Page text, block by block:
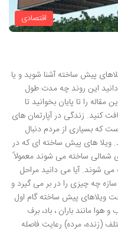
اقتصادی
پیش ساخته آشنا شوید و یا
این روند چه مدت طول
را تا پایان بخوانید تا
کنید. زندگی در آپارتمان های
که بسیاری از مردم دنبال
ویلا های پیش ساخته ای که در
شمالی ساخته می شوند معمولاً
می شوند. آیا می دانید مراحل
چه چیزی را در بر می گیرد و
ویلاهای پیش ساخته گام اول
هوا مانند باران ، باد، برف
(زنده، مرده) رعایت فاصله